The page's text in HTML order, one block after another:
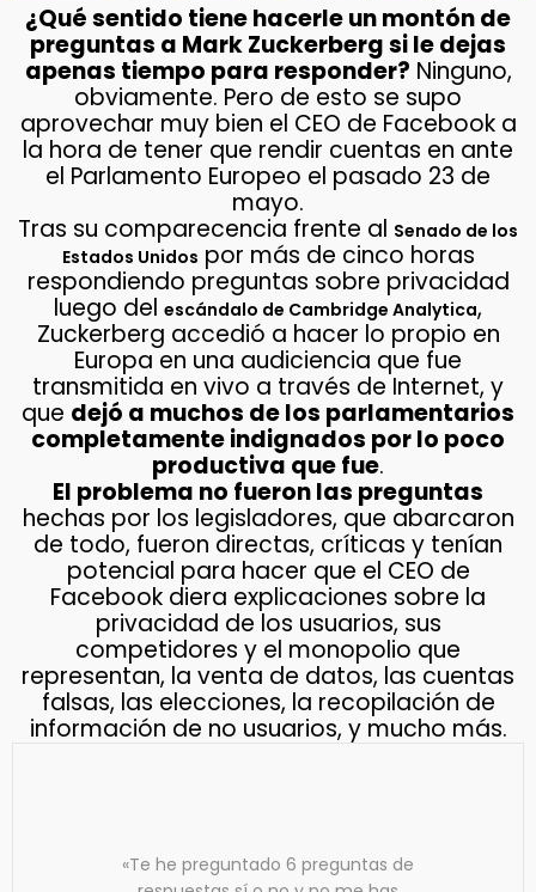
¿Qué sentido tiene hacerle un montón de
preguntas a Mark Zuckerberg si le dejas
apenas tiempo para responder? Ninguno,
obviamente. Pero de esto se supo
aprovechar muy bien el CEO de Facebook a
la hora de tener que rendir cuentas en ante
el Parlamento Europeo el pasado 23 de
mayo.
Tras su comparecencia frente al Senado de los
Estados Unidos por más de cinco horas
respondiendo preguntas sobre privacidad
luego del escándalo de Cambridge Analytica,
Zuckerberg accedió a hacer lo propio en
Europa en una audiciencia que fue
transmitida en vivo a través de Internet, y
que dejó a muchos de los parlamentarios
completamente indignados por lo poco
productiva que fue.
El problema no fueron las preguntas
hechas por los legisladores, que abarcaron
de todo, fueron directas, críticas y tenían
potencial para hacer que el CEO de
Facebook diera explicaciones sobre la
privacidad de los usuarios, sus
competidores y el monopolio que
representan, la venta de datos, las cuentas
falsas, las elecciones, la recopilación de
información de no usuarios, y mucho más.
«Te he preguntado 6 preguntas de